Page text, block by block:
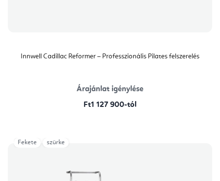
Innwell Cadillac Reformer – Professzionális Pilates felszerelés
Árajánlat igénylése
Ft1 127 900-tól
Fekete szürke